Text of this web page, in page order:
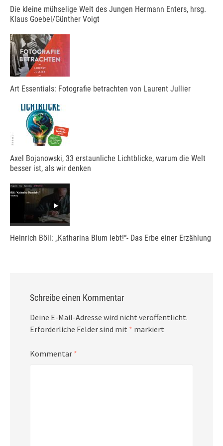
Die kleine mühselige Welt des Jungen Hermann Enters, hrsg.
Klaus Goebel/Günther Voigt
Art Essentials: Fotografie betrachten von Laurent Jullier
Axel Bojanowski, 33 erstaunliche Lichtblicke, warum die Welt
besser ist, als wir denken
Heinrich Böll: „Katharina Blum lebt!“- Das Erbe einer Erzählung
Schreibe einen Kommentar
Deine E-Mail-Adresse wird nicht veröffentlicht.
Erforderliche Felder sind mit * markiert
Kommentar *